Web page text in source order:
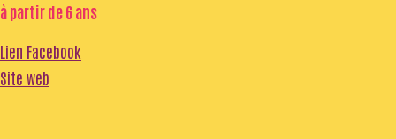
à partir de 6 ans
Lien Facebook
Site web